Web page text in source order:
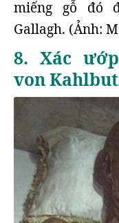
miếng gỗ đó
Gallagh. (Ảnh:
8. Xác
von